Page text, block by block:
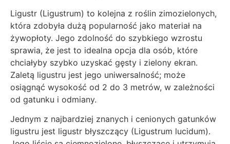
Ligustr (Ligustrum) to kolejna z roślin zimozielonych,
która zdobyła dużą popularność jako materiał na
żywopłoty. Jego zdolność do szybkiego wzrostu
sprawia, że jest to idealna opcja dla osób, które
chciałyby szybko uzyskać gęsty i zielony ekran.
Zaletą ligustru jest jego uniwersalność; może
osiągnąć wysokość od 2 do 3 metrów, w zależności
od gatunku i odmiany.
Jednym z najbardziej znanych i cenionych gatunków
ligustru jest ligustr błyszczący (Ligustrum lucidum).